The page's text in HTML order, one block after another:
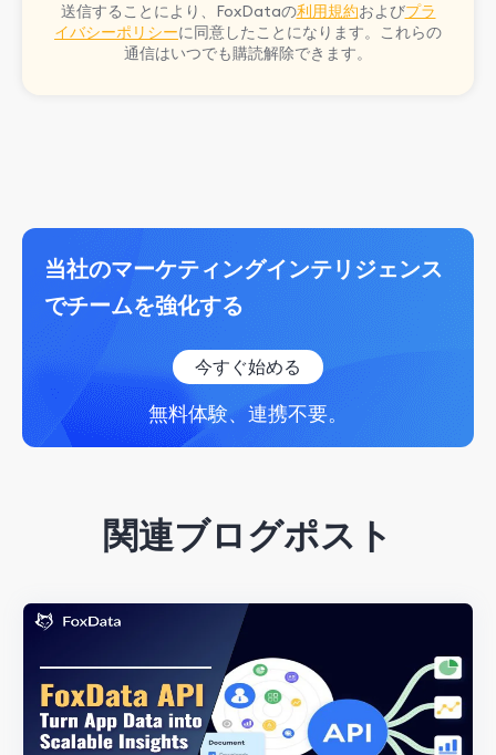
送信することにより、FoxDataの利用規約およびプラ
イバシーポリシーに同意したことになります。これらの
通信はいつでも購読解除できます。
当社のマーケティングインテリジェンス
でチームを強化する
今すぐ始める
無料体験、連携不要。
関連ブログポスト